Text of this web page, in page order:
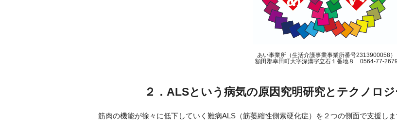
あい事業所（生活介護事業事業所番号2313900058）
額田郡幸田町大字深溝字立石１番地８ 0564-77-2679
２．ALSという病気の原因究明研究とテクノロ
筋肉の機能が徐々に低下していく難病ALS（筋萎縮性側索硬化症）を２つの側面で支援しま